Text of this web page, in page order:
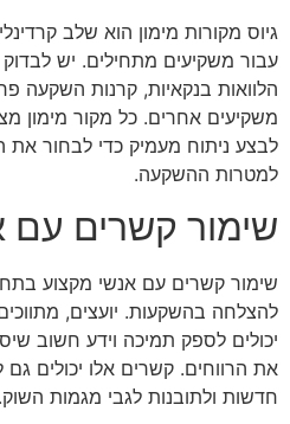
גיוס מקורות מימון הוא שלב
עבור משקיעים מתחילים. יש לבדוק
הלוואות בנקאיות, קרנות השקעה
משקיעים אחרים. כל מקור מימון
לבצע ניתוח מעמיק כדי לבחור
למטרות ההשקעה.
שימור קשרים עם
שימור קשרים עם אנשי מקצוע
להצלחה בהשקעות. יועצים, מתווכים,
יכולים לספק תמיכה וידע חשוב
את הרווחים. קשרים אלו יכולים גם
חדשות ולתובנות לגבי מגמות השוק.